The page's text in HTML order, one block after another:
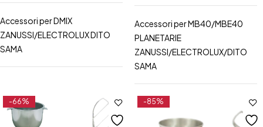
Accessori per DMIX
ZANUSSI/ELECTROLUX DITO
SAMA
Accessori per MB40/MBE40
PLANETARIE
ZANUSSI/ELECTROLUX/DITO
SAMA
-66% -85%